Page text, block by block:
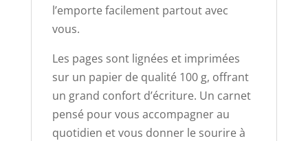
l’emporte facilement partout avec
vous.
Les pages sont lignées et imprimées
sur un papier de qualité 100 g, offrant
un grand confort d’écriture. Un carnet
pensé pour vous accompagner au
quotidien et vous donner le sourire à